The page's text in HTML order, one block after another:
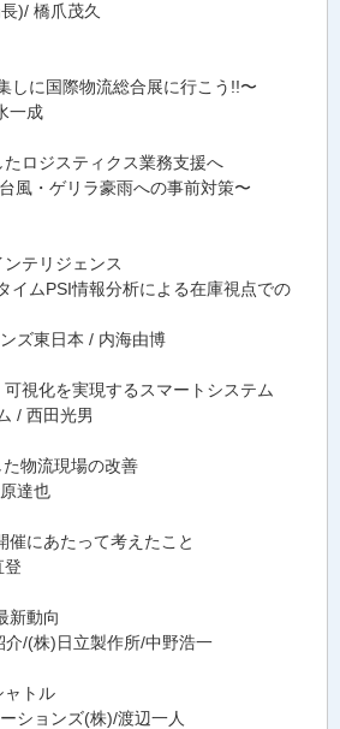
)/ 橋爪茂久
しに国際物流総合展に行こう!!〜
一成
ロジスティクス業務支援へ
風・ゲリラ豪雨への事前対策〜
テリジェンス
イムPSI情報分析による在庫視点での
ズ東日本 / 内海由博
視化を実現するスマートシステム
/ 西田光男
物流現場の改善
達也
催にあたって考えたこと
新動向
介/(株)日立製作所/中野浩一
トル
ションズ(株)/渡辺一人